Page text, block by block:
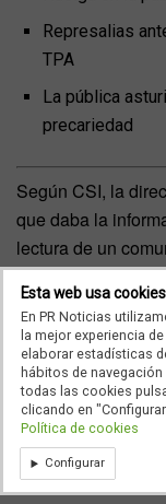
Represalias
TPA
La pública
precariedad
Según CSI, la
que daba la
lectura de un
retrasmisión de
a la huelga habían
explico que el
horario, algo que
actitud había
emisión de la
de empresa
horario flexible.
Esta web usa cookies
En PR Noticias
la mejor experiencia
elaborar estadísticas
hábitos de
todas las cookies
clicando en
Política de cookies
Configurar